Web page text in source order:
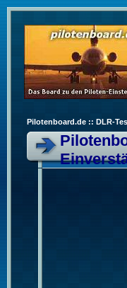
Pilotenboard.de :: DLR-